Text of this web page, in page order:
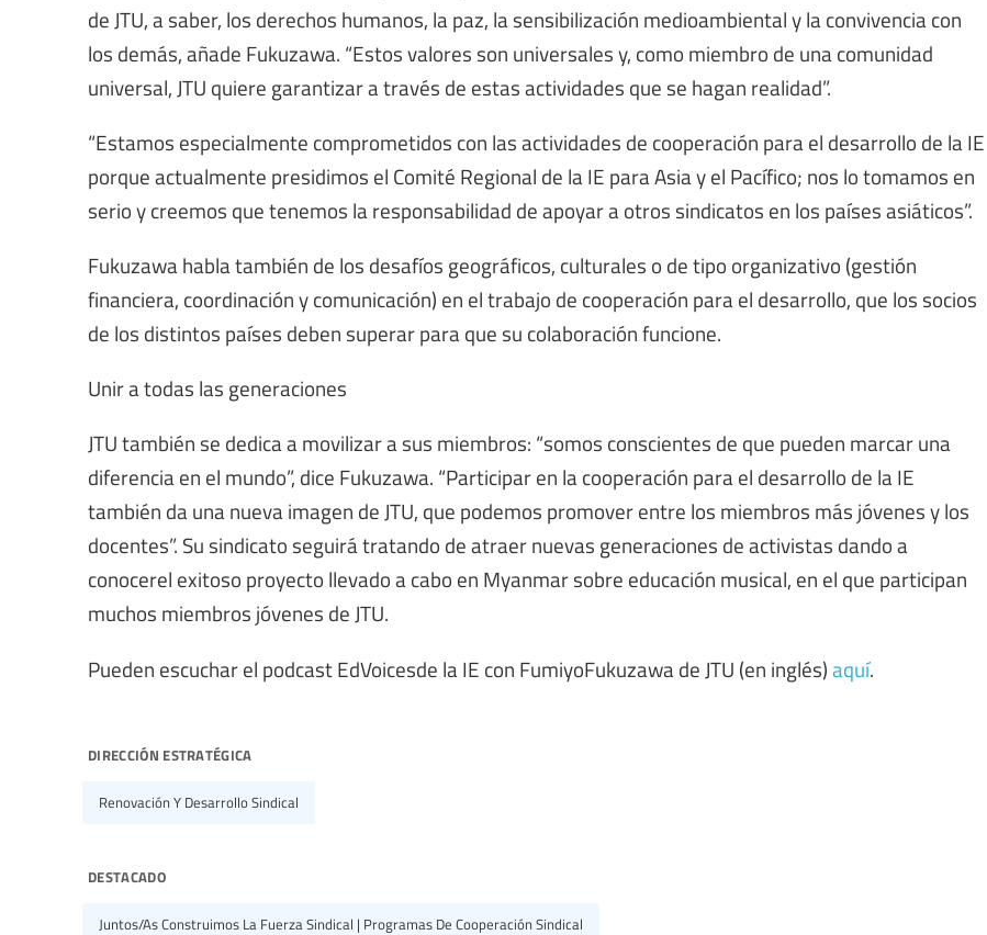
de JTU, a saber, los derechos humanos, la paz, la sensibilización medioambiental y la convivencia con
los demás, añade Fukuzawa. “Estos valores son universales y, como miembro de una comunidad
universal, JTU quiere garantizar a través de estas actividades que se hagan realidad”.
“Estamos especialmente comprometidos con las actividades de cooperación para el desarrollo de la IE
porque actualmente presidimos el Comité Regional de la IE para Asia y el Pacífico; nos lo tomamos en
serio y creemos que tenemos la responsabilidad de apoyar a otros sindicatos en los países asiáticos”.
Fukuzawa habla también de los desafíos geográficos, culturales o de tipo organizativo (gestión
financiera, coordinación y comunicación) en el trabajo de cooperación para el desarrollo, que los socios
de los distintos países deben superar para que su colaboración funcione.
Unir a todas las generaciones
JTU también se dedica a movilizar a sus miembros: “somos conscientes de que pueden marcar una
diferencia en el mundo”, dice Fukuzawa. “Participar en la cooperación para el desarrollo de la IE
también da una nueva imagen de JTU, que podemos promover entre los miembros más jóvenes y los
docentes”. Su sindicato seguirá tratando de atraer nuevas generaciones de activistas dando a
conocerel exitoso proyecto llevado a cabo en Myanmar sobre educación musical, en el que participan
muchos miembros jóvenes de JTU.
Pueden escuchar el podcast EdVoicesde la IE con FumiyoFukuzawa de JTU (en inglés)aquí.
dirección estratégica
Renovación Y Desarrollo Sindical
destacado
Juntos/as Construimos La Fuerza Sindical | Programas De Cooperación Sindical